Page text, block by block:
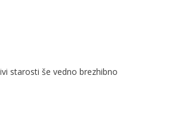
starosti še vedno brezhibno